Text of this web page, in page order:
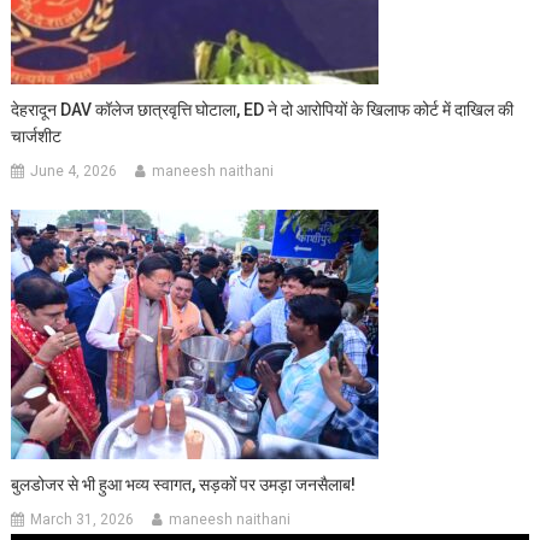
देहरादून DAV कॉलेज छात्रवृत्ति घोटाला, ED ने दो आरोपियों के खिलाफ कोर्ट में दाखिल की
चार्जशीट
June 4, 2026 maneesh naithani
बुलडोजर से भी हुआ भव्य स्वागत, सड़कों पर उमड़ा जनसैलाब!
March 31, 2026 maneesh naithani